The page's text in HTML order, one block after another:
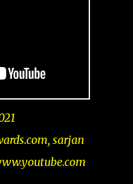
sarjan